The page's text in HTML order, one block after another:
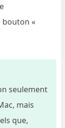
bouton «
seulement
mais
que,